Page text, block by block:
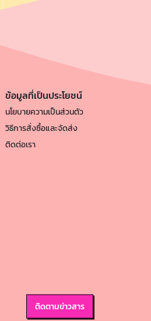
ข้อมูลที่เป็นประโยชน์
นโยบายความเป็นส่วนตัว
วิธีการสั่งซื้อและจัดส่ง
ติดต่อเรา
ติดตามข่าวสาร